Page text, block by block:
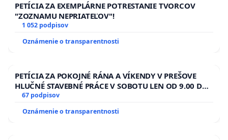
PETÍCIA ZA EXEMPLÁRNE POTRESTANIE TVORCOV
"ZOZNAMU NEPRIATEĽOV"!
1 052 podpisov
Oznámenie o transparentnosti
PETÍCIA ZA POKOJNÉ RÁNA A VÍKENDY V PREŠOVE
HLUČNÉ STAVEBNÉ PRÁCE V SOBOTU LEN OD 9.00 DO
13.00 HOD., CEZ PRACOVNÝ TÝŽDEŇ CIEĽ 8.00 – 18.00
HOD. A PRAVIDELNÁ KONTROLA STAVBY C-AREA NA
ĎUMBIERSKEJ/MAGU
67 podpisov
Oznámenie o transparentnosti